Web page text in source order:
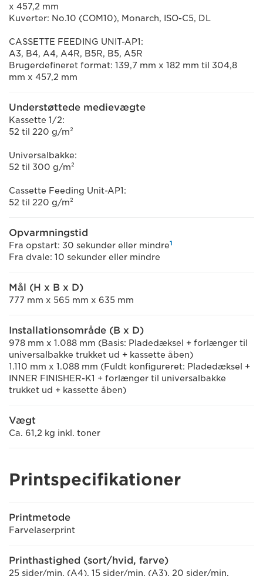
x 457,2 mm
Kuverter: No.10 (COM10), Monarch, ISO-C5, DL
CASSETTE FEEDING UNIT-AP1:
A3, B4, A4, A4R, B5R, B5, A5R
Brugerdefineret format: 139,7 mm x 182 mm til 304,8
mm x 457,2 mm
Understøttede medievægte
Kassette 1/2:
52 til 220 g/m²
Universalbakke:
52 til 300 g/m²
Cassette Feeding Unit-AP1:
52 til 220 g/m²
Opvarmningstid
Fra opstart: 30 sekunder eller mindre1
Fra dvale: 10 sekunder eller mindre
Mål (H x B x D)
777 mm x 565 mm x 635 mm
Installationsområde (B x D)
978 mm x 1.088 mm (Basis: Pladedæksel + forlænger til
universalbakke trukket ud + kassette åben)
1.110 mm x 1.088 mm (Fuldt konfigureret: Pladedæksel +
INNER FINISHER-K1 + forlænger til universalbakke
trukket ud + kassette åben)
Vægt
Ca. 61,2 kg inkl. toner
Printspecifikationer
Printmetode
Farvelaserprint
Printhastighed (sort/hvid, farve)
25 sider/min. (A4), 15 sider/min. (A3), 20 sider/min.